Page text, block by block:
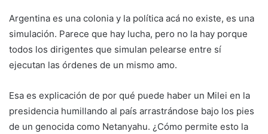
Argentina es una colonia y la política acá no existe, es una
simulación. Parece que hay lucha, pero no la hay porque
todos los dirigentes que simulan pelearse entre sí
ejecutan las órdenes de un mismo amo.
Esa es explicación de por qué puede haber un Milei en la
presidencia humillando al país arrastrándose bajo los pies
de un genocida como Netanyahu. ¿Cómo permite esto la